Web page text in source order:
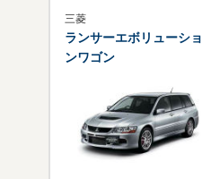
三菱
ランサーエボリューショ
ンワゴン